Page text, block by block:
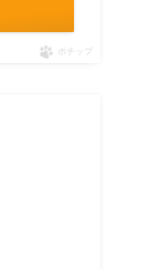
ポチップ